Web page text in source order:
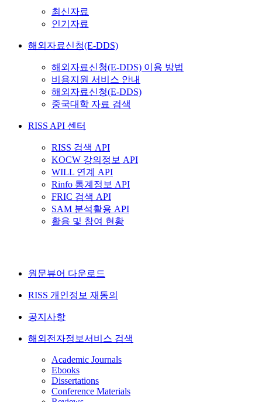
최신자료
인기자료
해외자료신청(E-DDS)
해외자료신청(E-DDS) 이용 방법
비용지원 서비스 안내
해외자료신청(E-DDS)
중국대학 자료 검색
RISS API 센터
RISS 검색 API
KOCW 강의정보 API
WILL 연계 API
Rinfo 통계정보 API
FRIC 검색 API
SAM 분석활용 API
활용 및 참여 현황
원문뷰어 다운로드
RISS 개인정보 재동의
공지사항
해외전자정보서비스 검색
Academic Journals
Ebooks
Dissertations
Conference Materials